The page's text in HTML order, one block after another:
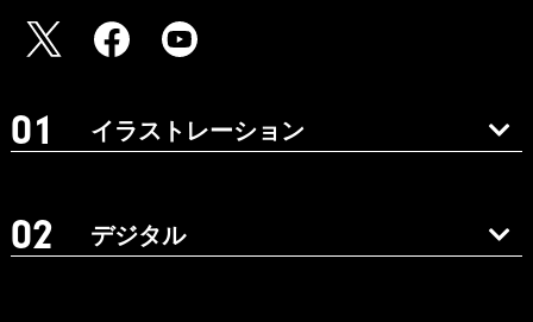
イラストレーション
デジタル